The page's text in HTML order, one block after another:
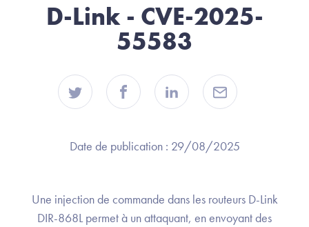
D-Link - CVE-2025-
55583
Date de publication : 29/08/2025
Une injection de commande dans les routeurs D-Link
DIR-868L permet à un attaquant, en envoyant des